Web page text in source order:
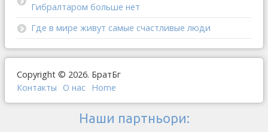
Гибралтаром больше нет
Где в мире живут самые счастливые люди
Copyright © 2026. БратБг
Контакты
О наc Home
Наши партньори: